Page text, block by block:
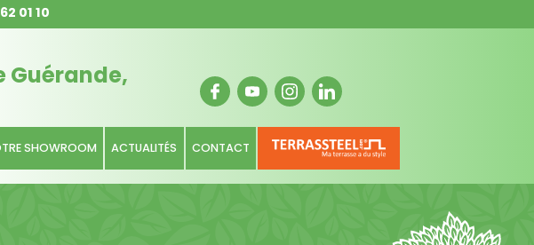
01 10
Guérande,
SHOWROOM ACTUALITÉS CONTACT